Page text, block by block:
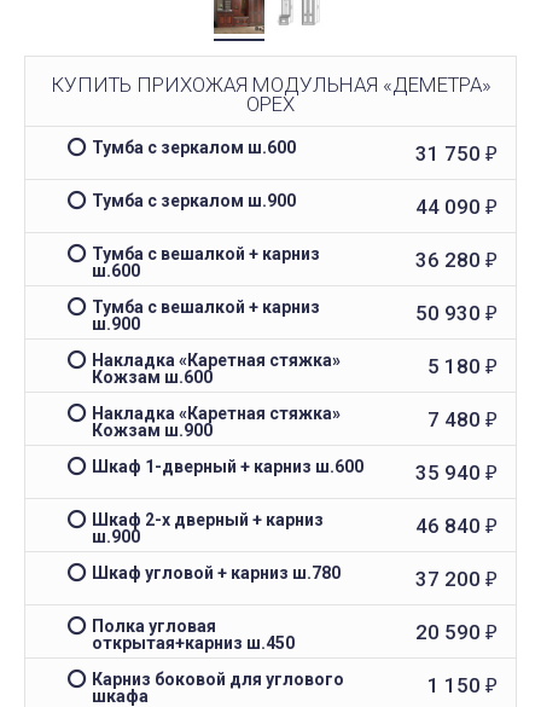
КУПИТЬ ПРИХОЖАЯ МОДУЛЬНАЯ «ДЕМЕТРА»
ОРЕХ
Тумба с зеркалом ш.600 31 750 ₽
Тумба с зеркалом ш.900 44 090 ₽
Тумба с вешалкой + карниз
ш.600
36 280 ₽
Тумба с вешалкой + карниз
ш.900
50 930 ₽
Накладка «Каретная стяжка»
Кожзам ш.600
5 180 ₽
Накладка «Каретная стяжка»
Кожзам ш.900
7 480 ₽
Шкаф 1-дверный + карниз ш.600 35 940 ₽
Шкаф 2-х дверный + карниз
ш.900
46 840 ₽
Шкаф угловой + карниз ш.780 37 200 ₽
Полка угловая
открытая+карниз ш.450
20 590 ₽
Карниз боковой для углового
шкафа
1 150 ₽